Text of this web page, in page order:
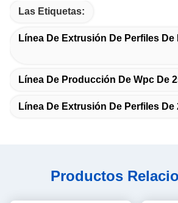
Las Etiquetas:
Línea De Extrusión De Perfiles De
Línea De Producción De Wpc De
Línea De Extrusión De Perfiles De
Productos